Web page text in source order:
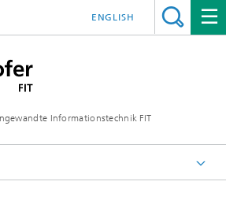
Informationstechnik FIT
ENGLISH